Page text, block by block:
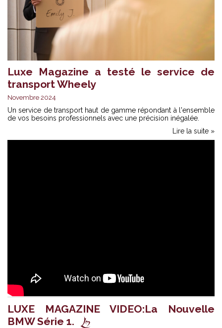
Luxe Magazine a testé le service de
transport Wheely
Novembre 2024
Un service de transport haut de gamme répondant à l'ensemble
de vos besoins professionnels avec une précision inégalée.
Lire la suite »
LUXE MAGAZINE VIDEO:La Nouvelle
BMW Série 1.